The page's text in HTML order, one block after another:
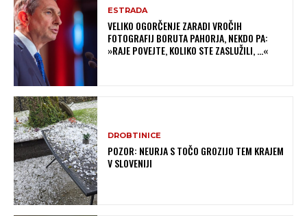
ESTRADA
VELIKO OGORČENJE ZARADI VROČIH
FOTOGRAFIJ BORUTA PAHORJA, NEKDO PA:
»RAJE POVEJTE, KOLIKO STE ZASLUŽILI, …«
DROBTINICE
POZOR: NEURJA S TOČO GROZIJO TEM KRAJEM
V SLOVENIJI